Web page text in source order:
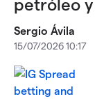
Sergio Ávila
15/07/2026 10:17